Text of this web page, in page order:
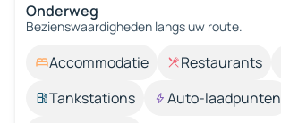
Onderweg
Bezienswaardigheden langs uw route.
Accommodatie Restaurants
Tankstations
Auto-laadpunten